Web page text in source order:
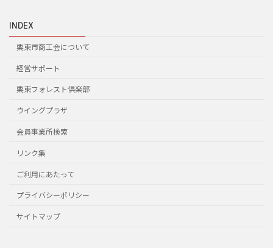
INDEX
栗東市商工会について
経営サポート
栗東フォレスト倶楽部
ウイングプラザ
会員事業所検索
リンク集
ご利用にあたって
プライバシーポリシー
サイトマップ